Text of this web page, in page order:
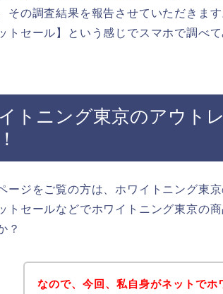
その調査結果を報告させていただきま
トセール】という感じでスマホで調べて
トニング東京のアウト
ージをご覧の方は、ホワイトニング東
トセールなどでホワイトニング東京の
？
なので、今回、私自身がネットでホ